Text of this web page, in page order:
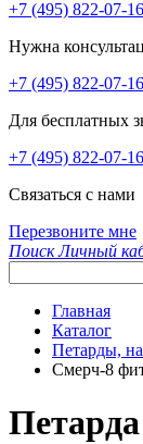
+7 (495) 822-07-16
Нужна
+7 (495) 822-07-16
Для бесплатных
+7 (495) 822-07-16
Связаться с нами
Перезвоните мне
Поиск Личный
Главная
Каталог
Петарды,
Смерч-8